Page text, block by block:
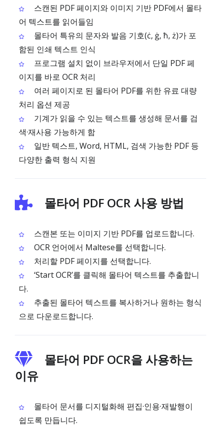
스캔된 PDF 페이지와 이미지 기반 PDF에서 몰타
어 텍스트를 읽어들임
몰타어 특유의 문자와 발음 기호(ċ, ġ, ħ, ż)가 포
함된 인쇄 텍스트 인식
프로그램 설치 없이 브라우저에서 단일 PDF 페
이지를 바로 OCR 처리
여러 페이지로 된 몰타어 PDF를 위한 유료 대량
처리 옵션 제공
기계가 읽을 수 있는 텍스트를 생성해 문서를 검
색·재사용 가능하게 함
일반 텍스트, Word, HTML, 검색 가능한 PDF 등
다양한 출력 형식 지원
몰타어 PDF OCR 사용 방법
스캔본 또는 이미지 기반 PDF를 업로드합니다.
OCR 언어에서 Maltese를 선택합니다.
처리할 PDF 페이지를 선택합니다.
‘Start OCR’를 클릭해 몰타어 텍스트를 추출합니
다.
추출된 몰타어 텍스트를 복사하거나 원하는 형식
으로 다운로드합니다.
몰타어 PDF OCR을 사용하는
이유
몰타어 문서를 디지털화해 편집·인용·재발행이
쉽도록 만듭니다.